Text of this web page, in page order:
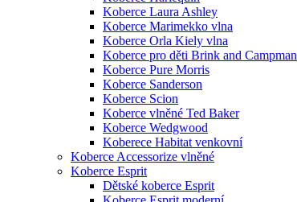
Koberce Laura Ashley
Koberce Marimekko vlna
Koberce Orla Kiely vlna
Koberce pro děti Brink and Campman
Koberce Pure Morris
Koberce Sanderson
Koberce Scion
Koberce vlněné Ted Baker
Koberce Wedgwood
Koberece Habitat venkovní
Koberce Accessorize vlněné
Koberce Esprit
Dětské koberce Esprit